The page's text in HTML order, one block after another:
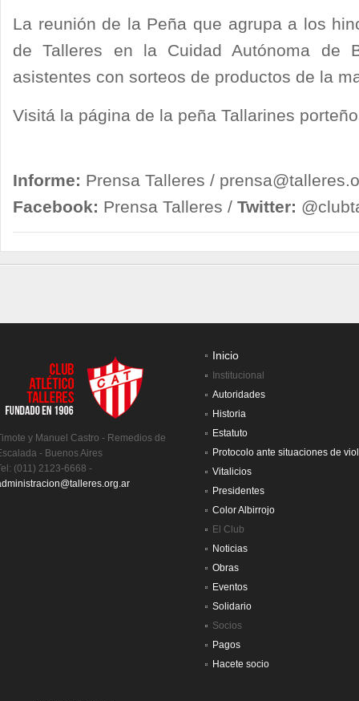
La reunión de la Peña que agrupa a los
de Talleres en la Cuidad Autónoma de
asistentes con sorteos de productos de la
Visitá la página de la peña Tallarines
Informe: Prensa Talleres /
Facebook: Prensa Talleres / Twitter:
y Manuel Castro - Remedios de
- Buenos Aires
(011) 2123-6668 -
Inicio
Institucional
Autoridades
Historia
Estatuto
Protocolo ante situaciones de
Vitalicios
Presidentes
Color Albirrojo
El Club
Noticias
Obras
Eventos
Solidario
Socios
Pagos
Hacete socio